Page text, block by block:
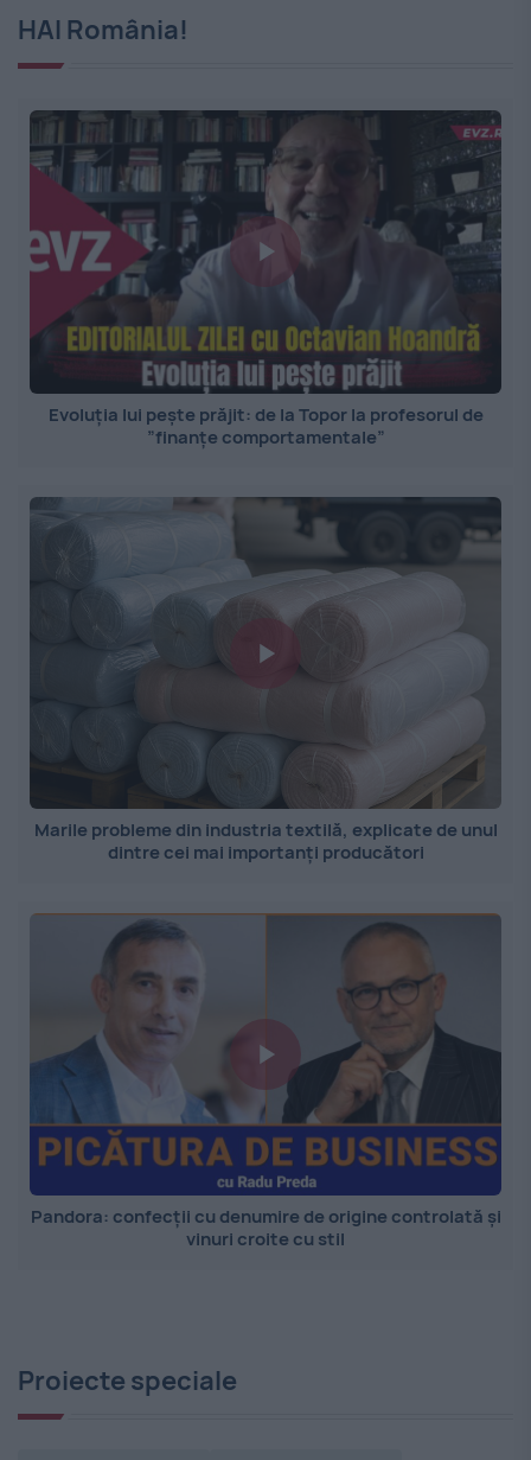
HAI România!
Evoluția lui pește prăjit: de la Topor la profesorul de
”finanțe comportamentale”
Marile probleme din industria textilă, explicate de unul
dintre cei mai importanți producători
Pandora: confecții cu denumire de origine controlată și
vinuri croite cu stil
Proiecte speciale